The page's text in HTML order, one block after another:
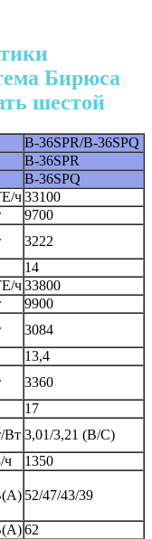
Бирюса
шестой
B-36SPR/B-36SPQ
B-36SPR
B-36SPQ
ч33100
9700
3222
14
ч33800
9900
3084
13,4
3360
17
Вт 3,01/3,21 (B/C)
ч 1350
52/47/43/39
62